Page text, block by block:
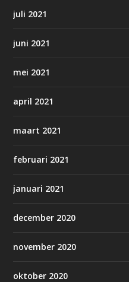
juli 2021
juni 2021
mei 2021
april 2021
maart 2021
februari 2021
januari 2021
december 2020
november 2020
oktober 2020